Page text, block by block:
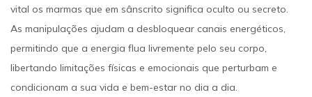
vital os marmas que em sânscrito significa oculto ou secreto.
As manipulações ajudam a desbloquear canais energéticos,
permitindo que a energia flua livremente pelo seu corpo,
libertando limitações físicas e emocionais que perturbam e
condicionam a sua vida e bem-estar no dia a dia.